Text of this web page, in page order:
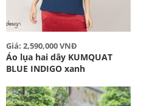
Giá: 2,590,000 VNĐ
Áo lụa hai dây KUMQUAT
BLUE INDIGO xanh